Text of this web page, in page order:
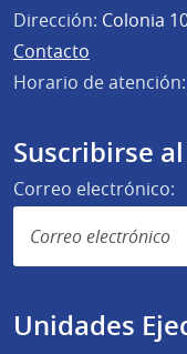
Dirección: Colonia
Contacto
Horario de atención:
Suscribirse
Correo electrónico:
Unidades